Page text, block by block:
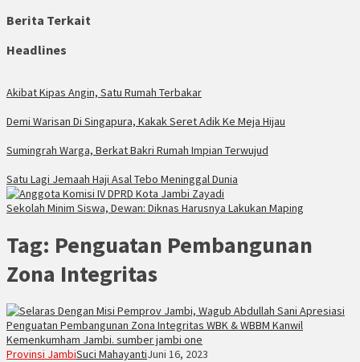
Berita Terkait
Headlines
Akibat Kipas Angin, Satu Rumah Terbakar
Demi Warisan Di Singapura, Kakak Seret Adik Ke Meja Hijau
Sumingrah Warga, Berkat Bakri Rumah Impian Terwujud
Satu Lagi Jemaah Haji Asal Tebo Meninggal Dunia
Sekolah Minim Siswa, Dewan: Diknas Harusnya Lakukan Maping
Tag: Penguatan Pembangunan
Zona Integritas
Provinsi JambiSuci MahayantiJuni 16, 2023